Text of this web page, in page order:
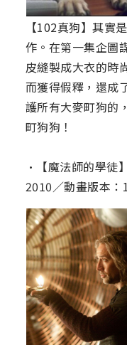
【102真狗】其實
作。在第一集企圖
皮縫製成大衣的時
而獲得假釋，還成
護所有大麥町狗的
町狗狗！
•【魔法師的學
2010／動畫版本